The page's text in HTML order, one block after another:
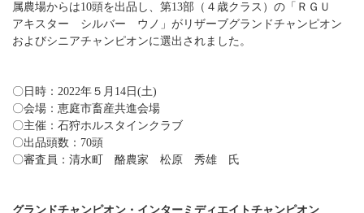
属農場からは10頭を出品し、第13部（４歳クラス）の「ＲＧＵ
アキスター シルバー ウノ」がリザーブグランドチャンピオン
およびシニアチャンピオンに選出されました。
〇日時：2022年５月14日(土)
〇会場：恵庭市畜産共進会場
〇主催：石狩ホルスタインクラブ
〇出品頭数：70頭
〇審査員：清水町 酪農家 松原 秀雄 氏
グランドチャンピオン・インターミディエイトチャンピオン